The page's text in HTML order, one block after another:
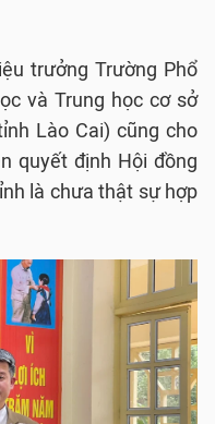
trưởng Trường Phổ
và Trung học cơ sở
Lào Cai) cũng cho
quyết định Hội đồng
là chưa thật sự hợp